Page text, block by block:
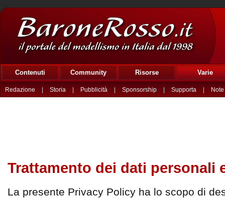
Contenuti Community Risorse Varie
Redazione Storia Pubblicità Sponsorship Supporta
Trattamento dei dati personali
La presente Privacy Policy ha lo scopo di